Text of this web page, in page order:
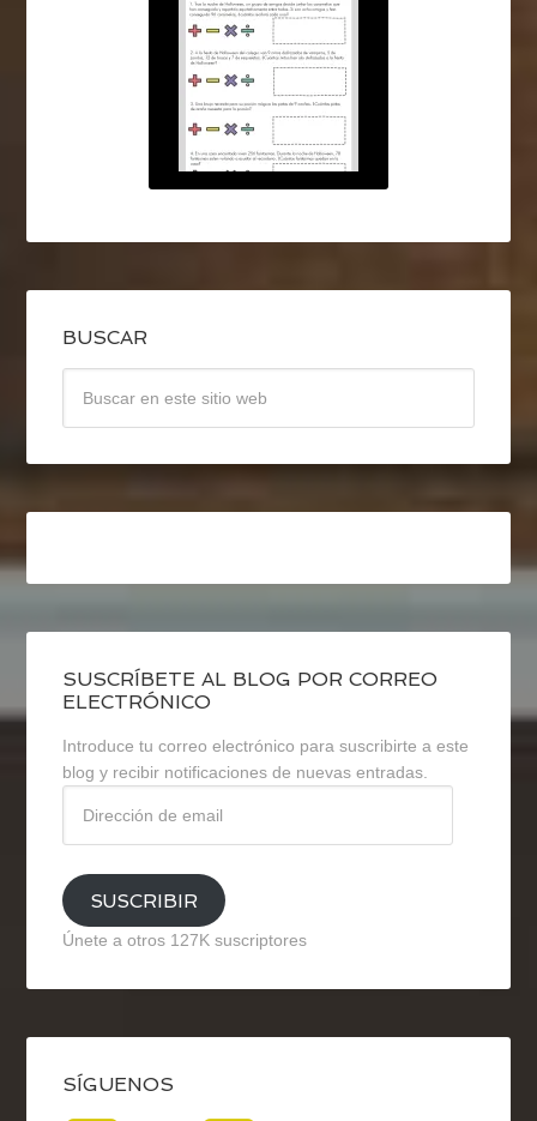
BUSCAR
SUSCRÍBETE AL BLOG POR CORREO
ELECTRÓNICO
Introduce tu correo electrónico para suscribirte a este
blog y recibir notificaciones de nuevas entradas.
email
SUSCRIBIR
Únete a otros 127K suscriptores
SÍGUENOS